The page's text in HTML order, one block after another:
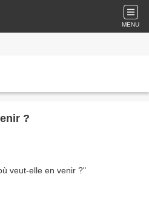
MENU
?